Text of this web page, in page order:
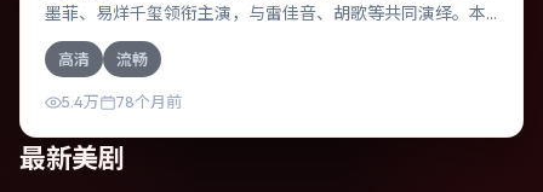
墨菲、易烊千玺领衔主演，与雷佳音、胡歌等共同演绎。本
片为爱情类型，主要班底与取景来自泰国。两代人的隔阂在
故乡小城被慢慢缝合。影片整体气质冷峻，节奏紧凑，人物
动机清晰，适合喜欢强情节与细腻表演的观众。
高清 流畅
5.4万 78个月前
最新美剧